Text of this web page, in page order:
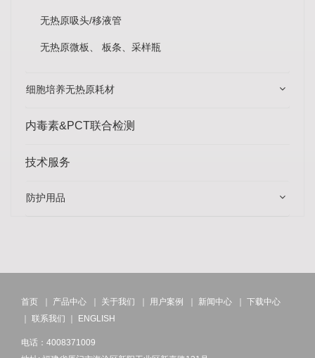
无热原吸头/移液管
无热原微板、 板条、采样瓶
细胞培养无热原耗材
内毒素&PCT联合检测
技术服务
防护用品
首页 ｜ 产品中心 ｜ 关于我们 ｜ 用户案例 ｜ 新闻中心 ｜ 下载中心
｜ 联系我们 ｜ ENGLISH
电话：4008371009